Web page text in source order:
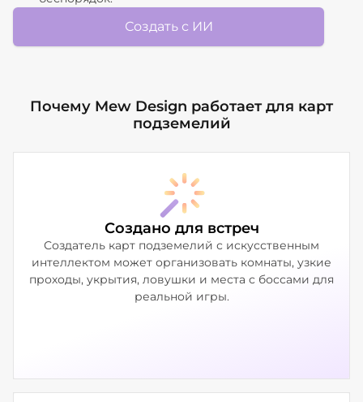
Создать с ИИ
Почему Mew Design работает для карт
подземелий
Создано для встреч
Создатель карт подземелий с искусственным
интеллектом может организовать комнаты, узкие
проходы, укрытия, ловушки и места с боссами для
реальной игры.